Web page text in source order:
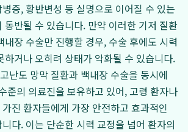
증, 황반변성 등 실명으로 이어질 수 있는
동반될 수 있습니다. 만약 이러한 기저 질환
내장 수술만 진행할 경우, 수술 후에도 시력
하거나 오히려 상태가 악화될 수 있습니다.
난도 망막 질환과 백내장 수술을 동시에
준의 의료진을 보유하고 있어, 고령 환자나
진 환자들에게 가장 안전하고 효과적인
다. 이는 단순한 시력 교정을 넘어 환자의